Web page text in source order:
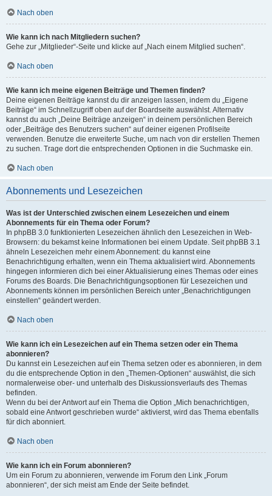
Nach oben
Wie kann ich nach Mitgliedern suchen?
Gehe zur „Mitglieder“-Seite und klicke auf „Nach einem Mitglied suchen“.
Nach oben
Wie kann ich meine eigenen Beiträge und Themen finden?
Deine eigenen Beiträge kannst du dir anzeigen lassen, indem du „Eigene
Beiträge“ im Schnellzugriff oben auf der Boardseite auswählst. Alternativ
kannst du auch „Deine Beiträge anzeigen“ in deinem persönlichen Bereich
oder „Beiträge des Benutzers suchen“ auf deiner eigenen Profilseite
verwenden. Benutze die erweiterte Suche, um nach von dir erstellen Themen
zu suchen. Trage dort die entsprechenden Optionen in die Suchmaske ein.
Nach oben
Abonnements und Lesezeichen
Was ist der Unterschied zwischen einem Lesezeichen und einem
Abonnements für ein Thema oder Forum?
In phpBB 3.0 funktionierten Lesezeichen ähnlich den Lesezeichen in Web-
Browsern: du bekamst keine Informationen bei einem Update. Seit phpBB 3.1
ähneln Lesezeichen mehr einem Abonnement: du kannst eine
Benachrichtigung erhalten, wenn ein Thema aktualisiert wird. Abonnements
hingegen informieren dich bei einer Aktualisierung eines Themas oder eines
Forums des Boards. Die Benachrichtigungsoptionen für Lesezeichen und
Abonnements können im persönlichen Bereich unter „Benachrichtigungen
einstellen“ geändert werden.
Nach oben
Wie kann ich ein Lesezeichen auf ein Thema setzen oder ein Thema
abonnieren?
Du kannst ein Lesezeichen auf ein Thema setzen oder es abonnieren, in dem
du die entsprechende Option in den „Themen-Optionen“ auswählst, die sich
normalerweise ober- und unterhalb des Diskussionsverlaufs des Themas
befinden.
Wenn du bei der Antwort auf ein Thema die Option „Mich benachrichtigen,
sobald eine Antwort geschrieben wurde“ aktivierst, wird das Thema ebenfalls
für dich abonniert.
Nach oben
Wie kann ich ein Forum abonnieren?
Um ein Forum zu abonnieren, verwende im Forum den Link „Forum
abonnieren“, der sich meist am Ende der Seite befindet.